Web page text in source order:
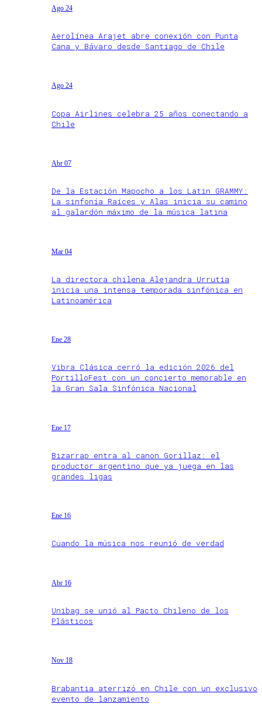
Ago 24
Aerolínea Arajet abre conexión con Punta
Cana y Bávaro desde Santiago de Chile
Ago 24
Copa Airlines celebra 25 años conectando a
Chile
Abr 07
De la Estación Mapocho a los Latin GRAMMY:
La sinfonía Raíces y Alas inicia su camino
al galardón máximo de la música latina
Mar 04
La directora chilena Alejandra Urrutia
inicia una intensa temporada sinfónica en
Latinoamérica
Ene 28
Vibra Clásica cerró la edición 2026 del
PortilloFest con un concierto memorable en
la Gran Sala Sinfónica Nacional
Ene 17
Bizarrap entra al canon Gorillaz: el
productor argentino que ya juega en las
grandes ligas
Ene 16
Cuando la música nos reunió de verdad
Abr 16
Unibag se unió al Pacto Chileno de los
Plásticos
Nov 18
Brabantia aterrizó en Chile con un exclusivo
evento de lanzamiento